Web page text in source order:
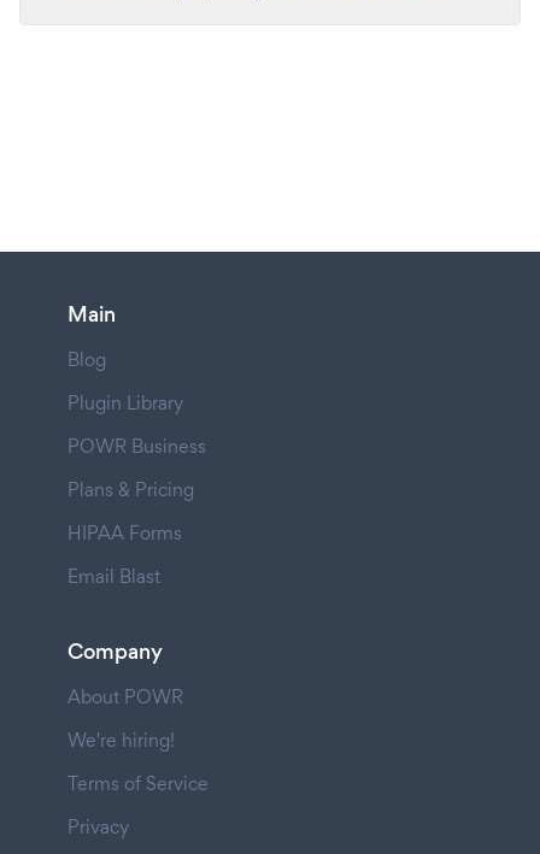
Main
Blog
Plugin Library
POWR Business
Plans & Pricing
HIPAA Forms
Email Blast
Company
About POWR
We're hiring!
Terms of Service
Privacy